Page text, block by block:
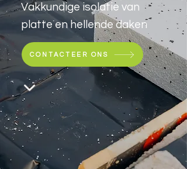
Vakkundige isolatie van
platte en hellende daken
CONTACTEER ONS